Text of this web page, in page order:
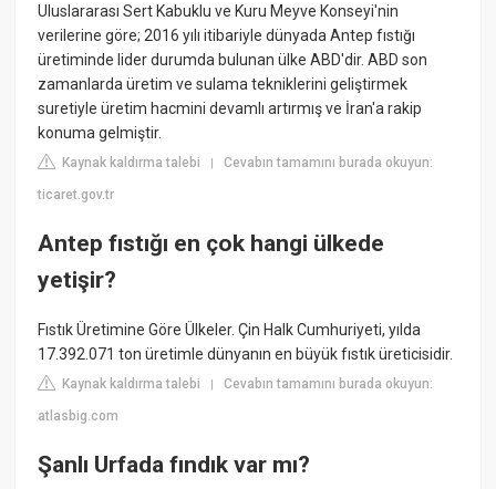
Uluslararası Sert Kabuklu ve Kuru Meyve Konseyi'nin
verilerine göre; 2016 yılı itibariyle dünyada Antep fıstığı
üretiminde lider durumda bulunan ülke ABD'dir. ABD son
zamanlarda üretim ve sulama tekniklerini geliştirmek
suretiyle üretim hacmini devamlı artırmış ve İran'a rakip
konuma gelmiştir.
Kaynak kaldırma talebi |Cevabın tamamını burada okuyun:
ticaret.gov.tr
Antep fıstığı en çok hangi ülkede
yetişir?
Fıstık Üretimine Göre Ülkeler. Çin Halk Cumhuriyeti, yılda
17.392.071 ton üretimle dünyanın en büyük fıstık üreticisidir.
Kaynak kaldırma talebi |Cevabın tamamını burada okuyun:
atlasbig.com
Şanlı Urfada fındık var mı?